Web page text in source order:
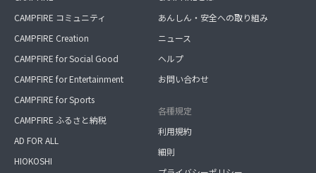
CAMPFIRE コミュニティ
CAMPFIRE Creation
CAMPFIRE for Social Good
CAMPFIRE for Entertainment
CAMPFIRE for Sports
CAMPFIRE ふるさと納税
AD FOR ALL
HIOKOSHI
あんしん・安全への取り組み
ニュース
ヘルプ
お問い合わせ
各種規定
利用規約
細則